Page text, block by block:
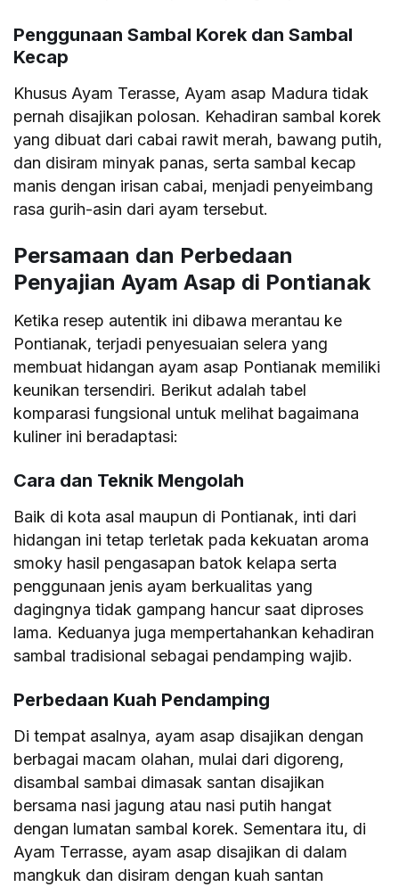
Penggunaan Sambal Korek dan Sambal
Kecap
Khusus Ayam Terasse, Ayam asap Madura tidak
pernah disajikan polosan. Kehadiran sambal korek
yang dibuat dari cabai rawit merah, bawang putih,
dan disiram minyak panas, serta sambal kecap
manis dengan irisan cabai, menjadi penyeimbang
rasa gurih-asin dari ayam tersebut.
Persamaan dan Perbedaan
Penyajian Ayam Asap di Pontianak
Ketika resep autentik ini dibawa merantau ke
Pontianak, terjadi penyesuaian selera yang
membuat hidangan ayam asap Pontianak memiliki
keunikan tersendiri. Berikut adalah tabel
komparasi fungsional untuk melihat bagaimana
kuliner ini beradaptasi:
Cara dan Teknik Mengolah
Baik di kota asal maupun di Pontianak, inti dari
hidangan ini tetap terletak pada kekuatan aroma
smoky hasil pengasapan batok kelapa serta
penggunaan jenis ayam berkualitas yang
dagingnya tidak gampang hancur saat diproses
lama. Keduanya juga mempertahankan kehadiran
sambal tradisional sebagai pendamping wajib.
Perbedaan Kuah Pendamping
Di tempat asalnya, ayam asap disajikan dengan
berbagai macam olahan, mulai dari digoreng,
disambal sambai dimasak santan disajikan
bersama nasi jagung atau nasi putih hangat
dengan lumatan sambal korek. Sementara itu, di
Ayam Terrasse, ayam asap disajikan di dalam
mangkuk dan disiram dengan kuah santan